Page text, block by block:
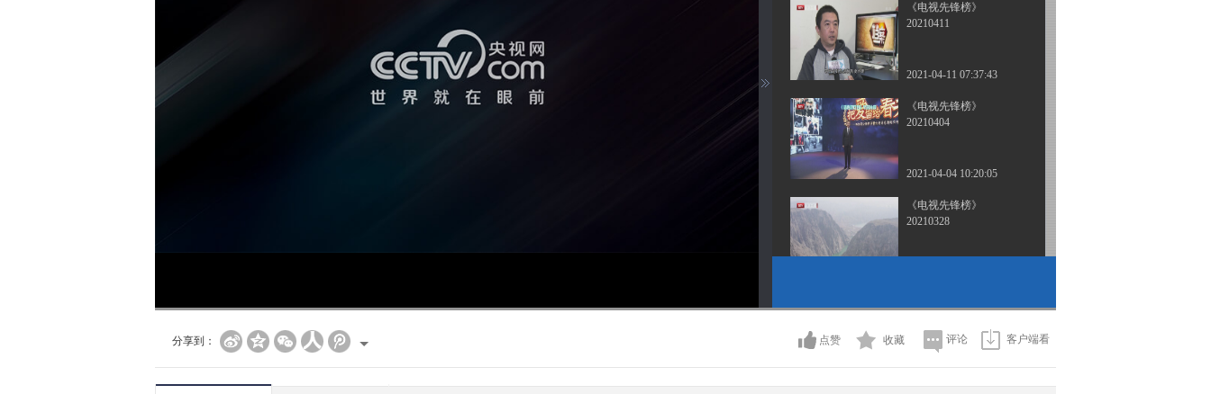
《电视先锋榜》
20210411
2021-04-11 07:37:43
《电视先锋榜》
20210404
2021-04-04 10:20:05
《电视先锋榜》
20210328
2021-03-21 09:20:52
分享到： 点赞 收藏 评论 客户端看